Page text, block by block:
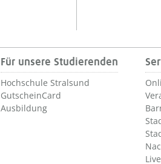
Für unsere Studierenden
Hochschule Stralsund
GutscheinCard
Ausbildung